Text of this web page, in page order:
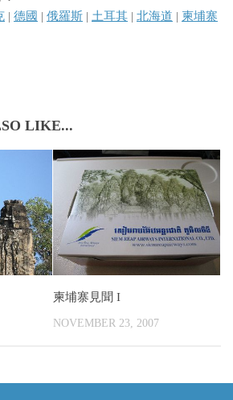
| 德國 | 俄羅斯 | 土耳其 | 北海道 | 柬埔寨
LIKE...
柬埔寨見聞 I
NOVEMBER 23, 2007